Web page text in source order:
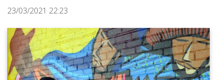
23/03/2021 22:23